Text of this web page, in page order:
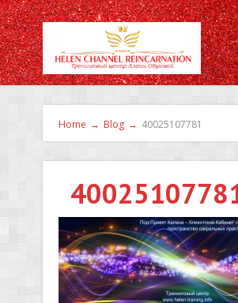
Home → Blog → 40025107781